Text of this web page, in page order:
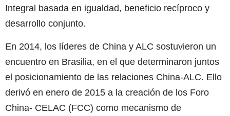
Integral basada en igualdad, beneficio recíproco y
desarrollo conjunto.
En 2014, los líderes de China y ALC sostuvieron un
encuentro en Brasilia, en el que determinaron juntos
el posicionamiento de las relaciones China-ALC. Ello
derivó en enero de 2015 a la creación de los Foro
China- CELAC (FCC) como mecanismo de